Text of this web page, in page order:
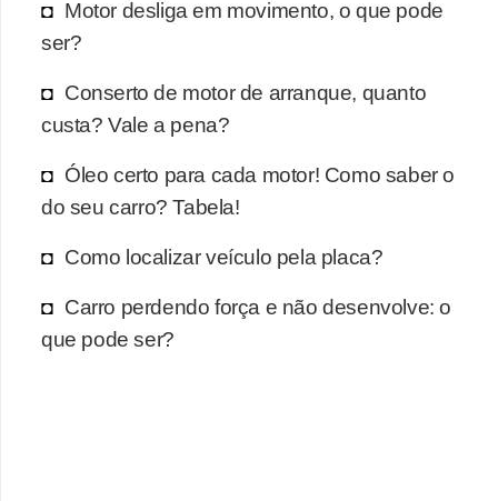
Motor desliga em movimento, o que pode
ser?
Conserto de motor de arranque, quanto
custa? Vale a pena?
Óleo certo para cada motor! Como saber o
do seu carro? Tabela!
Como localizar veículo pela placa?
Carro perdendo força e não desenvolve: o
que pode ser?
r
c
r
r
o
D
i
i
o